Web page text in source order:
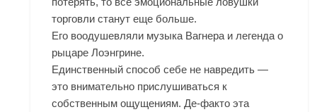
торговли станут еще больше.
Его воодушевляли музыка Вагнера и легенда о
рыцаре Лоэнгрине.
Единственный способ себе не навредить —
это внимательно прислушиваться к
собственным ощущениям. Де-факто эта